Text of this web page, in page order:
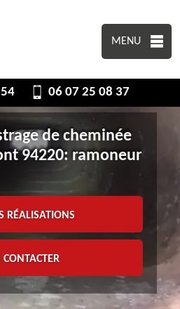
MENU
06 07 25 08 37
de cheminée
94220: ramoneur
RÉALISATIONS
CONTACTER